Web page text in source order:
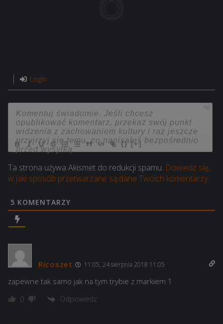
Login
750
{} [+]
Ta strona używa Akismet do redukcji spamu. Dowiedz się,
w jaki sposób przetwarzane są dane Twoich komentarzy.
5 KOMENTARZY
Ricoszet 11:05, 24 sierpnia 2018 11:05
zapewne tak samo jak na tym trybie z markiem 1
0 Odpowiedz